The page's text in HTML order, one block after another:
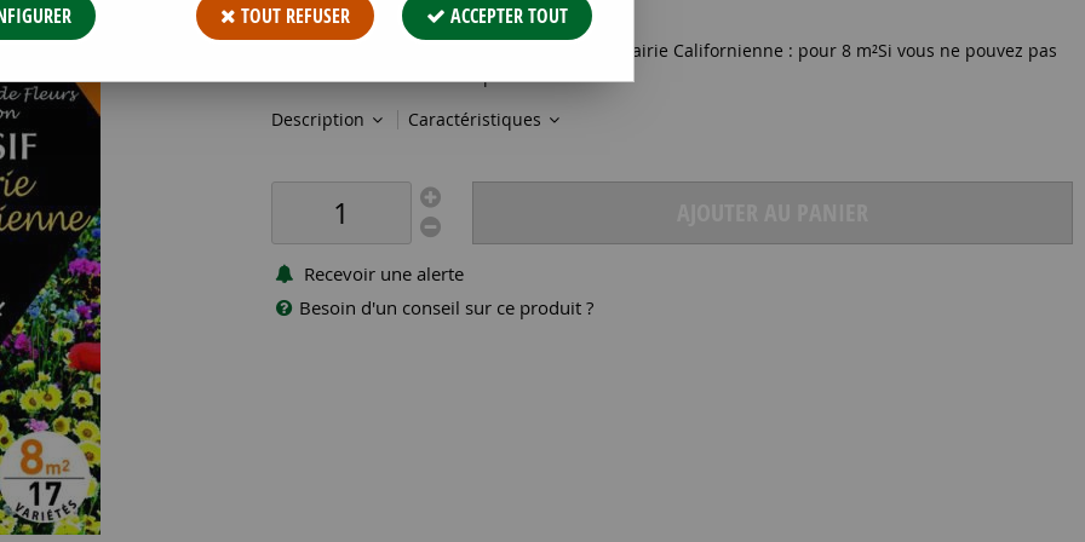
Réf. :PFRE08801
Des mélanges de fleurs pour mon MASSIF Prairie Californienne : pour 8 m²Si vous ne pouvez pas
vous rendre en Californie pour admirer ces
Description
Caractéristiques
Recevoir une alerte
Besoin d'un conseil sur ce produit ?
TOUT REFUSER ACCEPTER TOUT